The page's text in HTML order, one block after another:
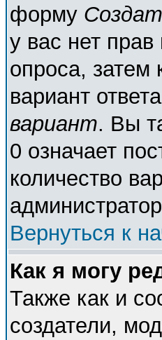
форму
у вас нет
опроса, затем
вариант
вариант. Вы
0 означает
количество
Вернуться к
Как я могу
Также как и
создатели,